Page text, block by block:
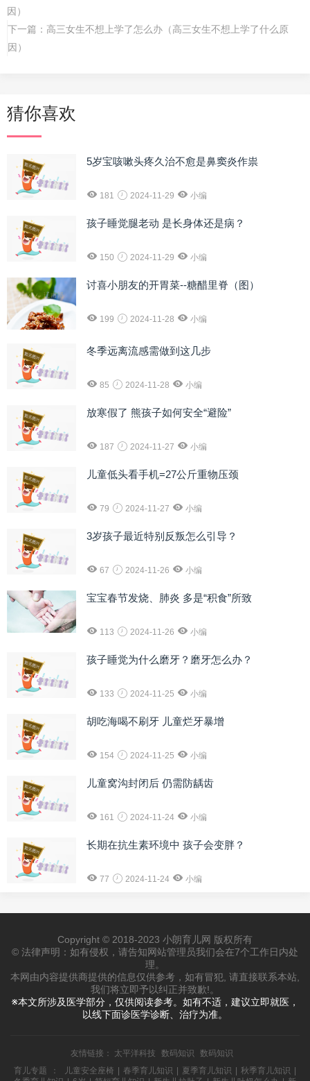
因）
下一篇： 高三女生不想上学了怎么办（高三女生不想上学了什么原
因）
猜你喜欢
5岁宝咳嗽头疼久治不愈是鼻窦炎作祟
181 2024-11-29 小编
孩子睡觉腿老动 是长身体还是病？
150 2024-11-29 小编
讨喜小朋友的开胃菜--糖醋里脊（图）
199 2024-11-28 小编
冬季远离流感需做到这几步
85 2024-11-28 小编
放寒假了 熊孩子如何安全“避险”
187 2024-11-27 小编
儿童低头看手机=27公斤重物压颈
79 2024-11-27 小编
3岁孩子最近特别反叛怎么引导？
67 2024-11-26 小编
宝宝春节发烧、肺炎 多是“积食”所致
113 2024-11-26 小编
孩子睡觉为什么磨牙？磨牙怎么办？
133 2024-11-25 小编
胡吃海喝不刷牙 儿童烂牙暴增
154 2024-11-25 小编
儿童窝沟封闭后 仍需防龋齿
161 2024-11-24 小编
长期在抗生素环境中 孩子会变胖？
77 2024-11-24 小编
Copyright © 2018-2023 小朗育儿网 版权所有
© 法律声明：如有侵权，请告知网站管理员我们会在7个工作日内处
理。
本网由内容提供商提供的信息仅供参考，如有冒犯, 请直接联系本站,
我们将立即予以纠正并致歉!。
※本文所涉及医学部分，仅供阅读参考。如有不适，建议立即就医，
以线下面诊医学诊断、治疗为准。
友情链接： 太平洋科技 数码知识
数码知识
育儿专题
： 儿童安全座椅 春季育儿知识 夏季育儿知识 秋季育儿知识